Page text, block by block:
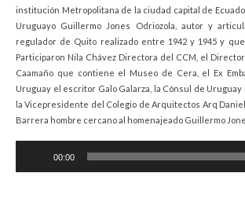
institución Metropolitana de la ciudad capital de
Uruguayo Guillermo Jones Odriozola, autor y
regulador de Quito realizado entre 1942 y 1945 y que
Participaron Nila Chávez Directora del CCM, el
Caamaño que contiene el Museo de Cera, el Ex
Uruguay el escritor Galo Galarza, la Cónsul de
la Vicepresidente del Colegio de Arquitectos Arq
Barrera hombre cercano al homenajeado Guillermo
Player
00:00